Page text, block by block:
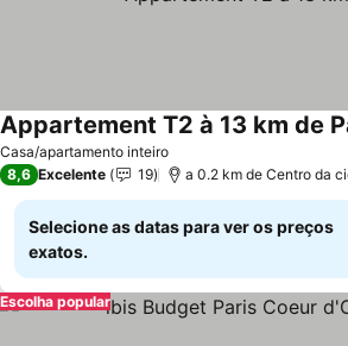
Casa/apartamento inteiro
Appartement T2 à 13 km de
8,6 Excelente 19 a 0.2 km de Centro da
Selecione as datas para ver os preços
exatos.
Escolha popular